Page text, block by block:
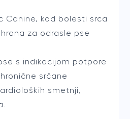
Canine, kod bolesti srca
za odrasle pse
s indikacijom potpore
srčane
smetnji,